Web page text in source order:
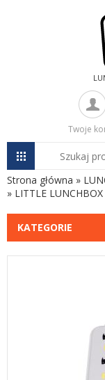
Twoje
Strona główna »
» LITTLE
KATEGORIE